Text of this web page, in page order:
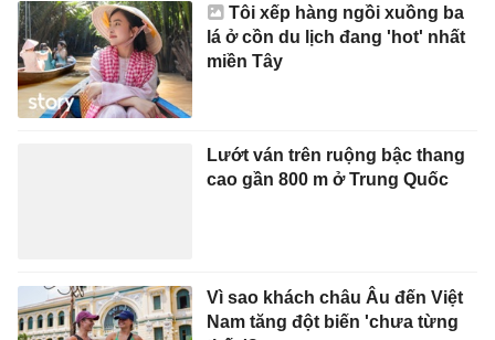
Tôi xếp hàng ngồi xuồng ba
lá ở cồn du lịch đang 'hot' nhất
miền Tây
Lướt ván trên ruộng bậc thang
cao gần 800 m ở Trung Quốc
Vì sao khách châu Âu đến Việt
Nam tăng đột biến 'chưa từng